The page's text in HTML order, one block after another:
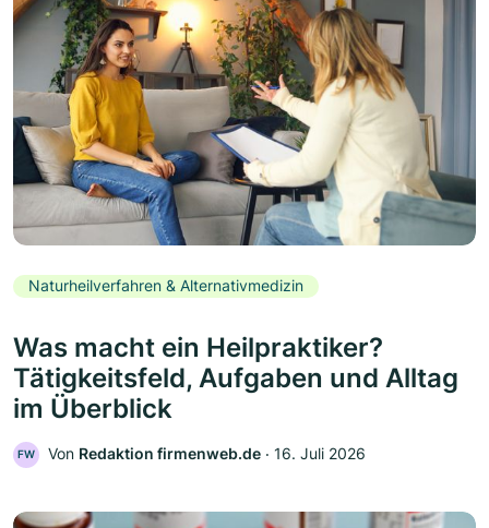
Naturheilverfahren & Alternativmedizin
Was macht ein Heilpraktiker?
Tätigkeitsfeld, Aufgaben und Alltag
im Überblick
FW Von Redaktion firmenweb.de ‧ 16. Juli 2026